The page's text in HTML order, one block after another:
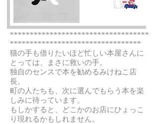
***********************************
*********************************
猫の手も借りたいほど忙しい本屋さんに
とっては、まさに救いの手。
独自のセンスで本を勧めるみけねこ店
長。
町の人たちも、次に選んでもらう本を楽
しみに待っています。
もしかすると、どこかのお店にひょっこ
り現れるかもしれません。